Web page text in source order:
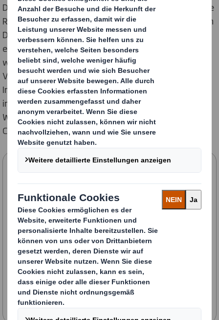
Deutschland & Schweiz, hat sich dazu entschieden, die
Rolle des Sales Director Core bei DS Smith in der Region
Deutschland & Schweiz zu übernehmen. Damit
einhergehen soll eine deutliche Stärkung dieses
wichtigen Geschäftsbereichs, zu dem clevere
Verpackungskonzepte im Bereich Transport- und
Industriegut-Verpackungen ebenso gehören, wie
innovative Lösungen und eine deutliche
Weiterentwicklung des stark wachsenden E-
Commerce-Marktes.
Stefan Kunzmann, 51, neuer Sales &
Marketing Director bei DS Smith.